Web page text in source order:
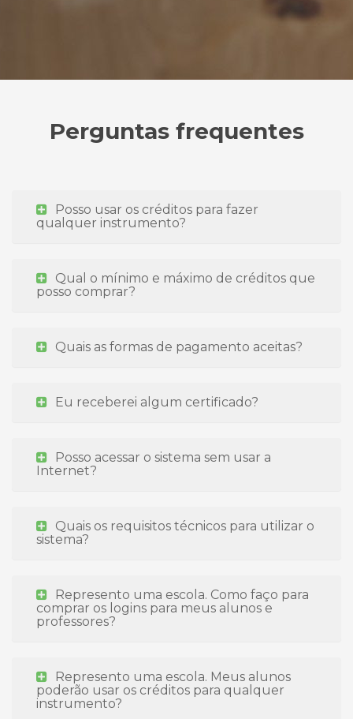
Perguntas frequentes
Posso usar os créditos para fazer
qualquer instrumento?
Qual o mínimo e máximo de créditos que
posso comprar?
Quais as formas de pagamento aceitas?
Eu receberei algum certificado?
Posso acessar o sistema sem usar a
Internet?
Quais os requisitos técnicos para utilizar o
sistema?
Represento uma escola. Como faço para
comprar os logins para meus alunos e
professores?
Represento uma escola. Meus alunos
poderão usar os créditos para qualquer
instrumento?